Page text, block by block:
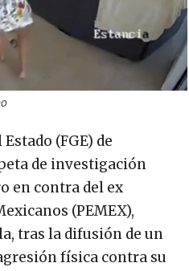
(FGE) de
de investigación
en contra del ex
(PEMEX),
tras la difusión de un
física contra su